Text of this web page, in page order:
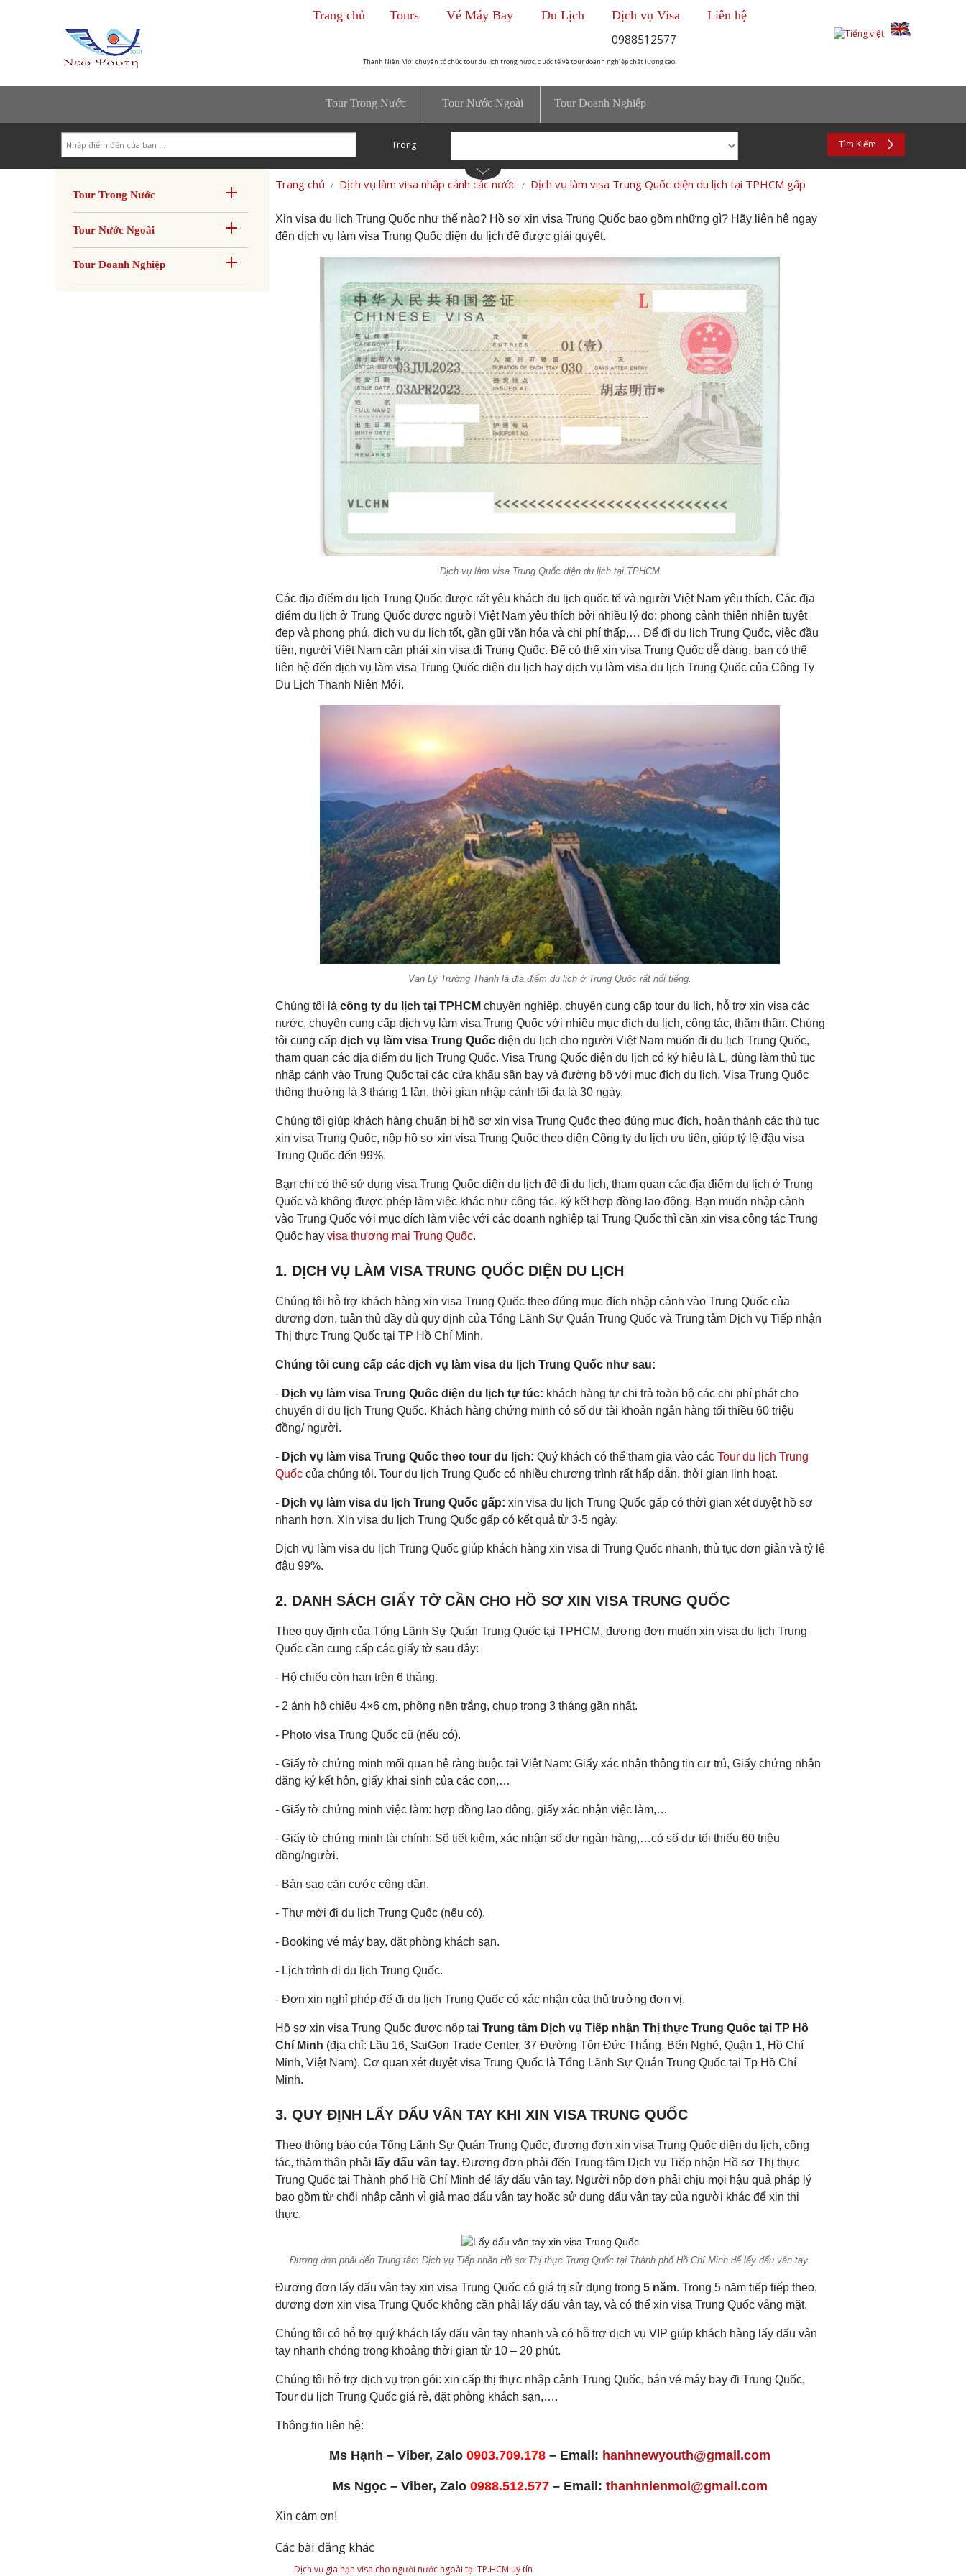
0988512577
Thanh Niên Mới chuyên tổ chức tour du lịch trong nước, quốc tế và tour doanh nghiệp chất lượng cao.
Trang chủ Tours Vé Máy Bay Du Lịch Dịch vụ Visa Liên hệ
Tour Trong Nước Tour Nước Ngoài Tour Doanh Nghiệp
Search
Trong Tìm Kiếm
Tour Trong Nước
Tour Nước Ngoài
Tour Doanh Nghiệp
Trang chủ Dịch vụ làm visa nhập cảnh các nước Dịch vụ làm visa Trung Quốc diện du lịch tại TPHCM gấp
Xin visa du lịch Trung Quốc như thế nào? Hồ sơ xin visa Trung Quốc bao gồm những gì? Hãy liên hệ ngay
đến dịch vụ làm visa Trung Quốc diện du lịch để được giải quyết.
Dịch vụ làm visa Trung Quốc diện du lịch tại TPHCM
Các địa điểm du lịch Trung Quốc được rất yêu khách du lịch quốc tế và người Việt Nam yêu thích. Các địa
điểm du lịch ở Trung Quốc được người Việt Nam yêu thích bởi nhiều lý do: phong cảnh thiên nhiên tuyệt
đẹp và phong phú, dịch vụ du lịch tốt, gần gũi văn hóa và chi phí thấp,… Để đi du lịch Trung Quốc, việc đầu
tiên, người Việt Nam cần phải xin visa đi Trung Quốc. Để có thể xin visa Trung Quốc dễ dàng, bạn có thể
liên hệ đến dịch vụ làm visa Trung Quốc diện du lịch hay dịch vụ làm visa du lịch Trung Quốc của Công Ty
Du Lịch Thanh Niên Mới.
Vạn Lý Trường Thành là địa điểm du lịch ở Trung Quôc rất nổi tiếng.
Chúng tôi là công ty du lịch tại TPHCM chuyên nghiệp, chuyên cung cấp tour du lịch, hỗ trợ xin visa các
nước, chuyên cung cấp dịch vụ làm visa Trung Quốc với nhiều mục đích du lịch, công tác, thăm thân. Chúng
tôi cung cấp dịch vụ làm visa Trung Quốc diện du lịch cho người Việt Nam muốn đi du lịch Trung Quốc,
tham quan các địa điểm du lịch Trung Quốc. Visa Trung Quốc diện du lịch có ký hiệu là L, dùng làm thủ tục
nhập cảnh vào Trung Quốc tại các cửa khẩu sân bay và đường bộ với mục đích du lịch. Visa Trung Quốc
thông thường là 3 tháng 1 lần, thời gian nhập cảnh tối đa là 30 ngày.
Chúng tôi giúp khách hàng chuẩn bị hồ sơ xin visa Trung Quốc theo đúng mục đích, hoàn thành các thủ tục
xin visa Trung Quốc, nộp hồ sơ xin visa Trung Quốc theo diện Công ty du lịch ưu tiên, giúp tỷ lệ đậu visa
Trung Quốc đến 99%.
Bạn chỉ có thể sử dụng visa Trung Quốc diện du lịch để đi du lịch, tham quan các địa điểm du lịch ở Trung
Quốc và không được phép làm việc khác như công tác, ký kết hợp đồng lao động. Bạn muốn nhập cảnh
vào Trung Quốc với mục đích làm việc với các doanh nghiệp tại Trung Quốc thì cần xin visa công tác Trung
Quốc hay visa thương mại Trung Quốc.
1. DỊCH VỤ LÀM VISA TRUNG QUỐC DIỆN DU LỊCH
Chúng tôi hỗ trợ khách hàng xin visa Trung Quốc theo đúng mục đích nhập cảnh vào Trung Quốc của
đương đơn, tuân thủ đầy đủ quy định của Tổng Lãnh Sự Quán Trung Quốc và Trung tâm Dịch vụ Tiếp nhận
Thị thực Trung Quốc tại TP Hồ Chí Minh.
Chúng tôi cung cấp các dịch vụ làm visa du lịch Trung Quốc như sau:
- Dịch vụ làm visa Trung Quôc diện du lịch tự túc: khách hàng tự chi trả toàn bộ các chi phí phát cho
chuyến đi du lịch Trung Quốc. Khách hàng chứng minh có số dư tài khoản ngân hàng tối thiều 60 triệu
đồng/ người.
- Dịch vụ làm visa Trung Quốc theo tour du lịch: Quý khách có thể tham gia vào các Tour du lịch Trung
Quốccủa chúng tôi. Tour du lịch Trung Quốc có nhiều chương trình rất hấp dẫn, thời gian linh hoạt.
- Dịch vụ làm visa du lịch Trung Quốc gấp: xin visa du lịch Trung Quốc gấp có thời gian xét duyệt hồ sơ
nhanh hơn. Xin visa du lịch Trung Quốc gấp có kết quả từ 3-5 ngày.
Dịch vụ làm visa du lịch Trung Quốc giúp khách hàng xin visa đi Trung Quốc nhanh, thủ tục đơn giản và tỷ lệ
đậu 99%.
2. DANH SÁCH GIẤY TỜ CẦN CHO HỒ SƠ XIN VISA TRUNG QUỐC
Theo quy định của Tổng Lãnh Sự Quán Trung Quốc tại TPHCM, đương đơn muốn xin visa du lịch Trung
Quốc cần cung cấp các giấy tờ sau đây:
- Hộ chiếu còn hạn trên 6 tháng.
- 2 ảnh hộ chiếu 4×6 cm, phông nền trắng, chụp trong 3 tháng gần nhất.
- Photo visa Trung Quốc cũ (nếu có).
- Giấy tờ chứng minh mối quan hệ ràng buộc tại Việt Nam: Giấy xác nhận thông tin cư trú, Giấy chứng nhận
đăng ký kết hôn, giấy khai sinh của các con,…
- Giấy tờ chứng minh việc làm: hợp đồng lao động, giấy xác nhận việc làm,…
- Giấy tờ chứng minh tài chính: Sổ tiết kiệm, xác nhận số dư ngân hàng,…có số dư tối thiếu 60 triệu
đồng/người.
- Bản sao căn cước công dân.
- Thư mời đi du lịch Trung Quốc (nếu có).
- Booking vé máy bay, đặt phòng khách sạn.
- Lịch trình đi du lịch Trung Quốc.
- Đơn xin nghỉ phép để đi du lịch Trung Quốc có xác nhận của thủ trưởng đơn vị.
Hồ sơ xin visa Trung Quốc được nộp tại Trung tâm Dịch vụ Tiếp nhận Thị thực Trung Quốc tại TP Hồ
Chí Minh (địa chỉ: Lầu 16, SaiGon Trade Center, 37 Đường Tôn Đức Thắng, Bến Nghé, Quận 1, Hồ Chí
Minh, Việt Nam). Cơ quan xét duyệt visa Trung Quốc là Tổng Lãnh Sự Quán Trung Quốc tại Tp Hồ Chí
Minh.
3. QUY ĐỊNH LẤY DẤU VÂN TAY KHI XIN VISA TRUNG QUỐC
Theo thông báo của Tổng Lãnh Sự Quán Trung Quốc, đương đơn xin visa Trung Quốc diện du lịch, công
tác, thăm thân phải lấy dấu vân tay. Đương đơn phải đến Trung tâm Dịch vụ Tiếp nhận Hồ sơ Thị thực
Trung Quốc tại Thành phố Hồ Chí Minh để lấy dấu vân tay. Người nộp đơn phải chịu mọi hậu quả pháp lý
bao gồm từ chối nhập cảnh vì giả mạo dấu vân tay hoặc sử dụng dấu vân tay của người khác để xin thị
thực.
Đương đơn phải đến Trung tâm Dịch vụ Tiếp nhận Hồ sơ Thị thực Trung Quốc tại Thành phố Hồ Chí Minh để lấy dấu vân tay.
Đương đơn lấy dấu vân tay xin visa Trung Quốc có giá trị sử dụng trong 5 năm. Trong 5 năm tiếp tiếp theo,
đương đơn xin visa Trung Quốc không cần phải lấy dấu vân tay, và có thể xin visa Trung Quốc vắng mặt.
Chúng tôi có hỗ trợ quý khách lấy dấu vân tay nhanh và có hỗ trợ dịch vụ VIP giúp khách hàng lấy dấu vân
tay nhanh chóng trong khoảng thời gian từ 10 – 20 phút.
Chúng tôi hỗ trợ dịch vụ trọn gói: xin cấp thị thực nhập cảnh Trung Quốc, bán vé máy bay đi Trung Quốc,
Tour du lịch Trung Quốc giá rẻ, đặt phòng khách sạn,….
Thông tin liên hệ:
Ms Hạnh – Viber, Zalo0903.709.178 – Email: hanhnewyouth@gmail.com
Ms Ngọc – Viber, Zalo 0988.512.577– Email: thanhnienmoi@gmail.com
Xin cảm ơn!
Các bài đăng khác
Dịch vụ gia hạn visa cho người nước ngoài tại TP.HCM uy tín